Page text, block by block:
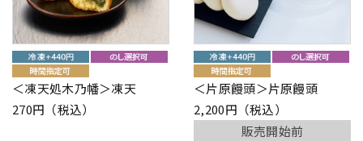
＜凍天処木乃幡＞凍天
270円（税込）
＜片原饅頭＞片原饅頭
2,200円（税込）
販売開始前